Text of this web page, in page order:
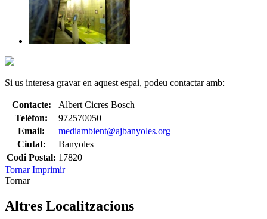
Si us interesa gravar en aquest espai, podeu contactar amb:
Contacte:
Albert Cicres Bosch
Telèfon:
972570050
Email:
mediambient@ajbanyoles.org
Ciutat:
Banyoles
Codi Postal: 17820
Tornar Imprimir
Tornar
Altres Localitzacions